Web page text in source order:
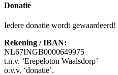
Donatie
Iedere donatie wordt gewaardeerd!
Rekening / IBAN:
NL67INGB0000649975
t.n.v. ‘Erepeloton Waalsdorp’
o.v.v. ‘donatie’.